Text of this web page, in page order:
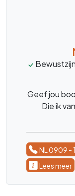
Geef jou
Die ik
NL 0909 -
Lees meer